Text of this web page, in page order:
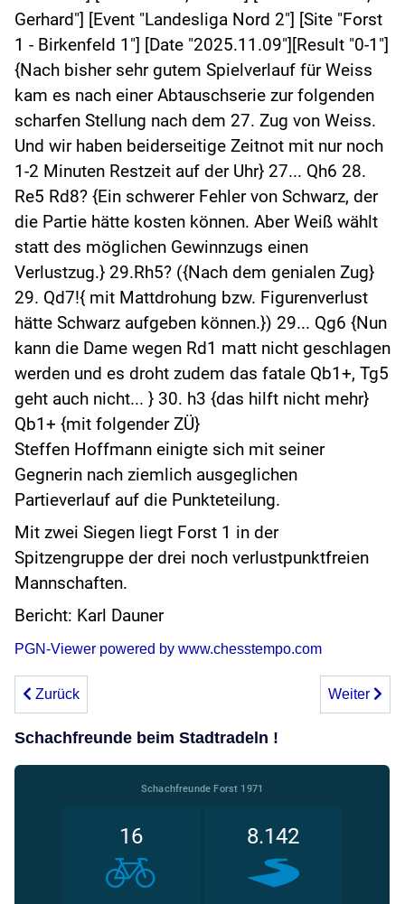
Gerhard"] [Event "Landesliga Nord 2"] [Site "Forst
1 - Birkenfeld 1"] [Date "2025.11.09"][Result "0-1"]
{Nach bisher sehr gutem Spielverlauf für Weiss
kam es nach einer Abtauschserie zur folgenden
scharfen Stellung nach dem 27. Zug von Weiss.
Und wir haben beiderseitige Zeitnot mit nur noch
1-2 Minuten Restzeit auf der Uhr} 27... Qh6 28.
Re5 Rd8? {Ein schwerer Fehler von Schwarz, der
die Partie hätte kosten können. Aber Weiß wählt
statt des möglichen Gewinnzugs einen
Verlustzug.} 29.Rh5? ({Nach dem genialen Zug}
29. Qd7!{ mit Mattdrohung bzw. Figurenverlust
hätte Schwarz aufgeben können.}) 29... Qg6 {Nun
kann die Dame wegen Rd1 matt nicht geschlagen
werden und es droht zudem das fatale Qb1+, Tg5
geht auch nicht... } 30. h3 {das hilft nicht mehr}
Qb1+ {mit folgender ZÜ}
Steffen Hoffmann einigte sich mit seiner
Gegnerin nach ziemlich ausgeglichen
Partieverlauf auf die Punkteteilung.
Mit zwei Siegen liegt Forst 1 in der
Spitzengruppe der drei noch verlustpunktfreien
Mannschaften.
Bericht: Karl Dauner
PGN-Viewer powered by www.chesstempo.com
Vorheriger Beitrag: Nachruf Egon Hartmann
Zurück Nächster
Weiter
Schachfreunde beim Stadtradeln !